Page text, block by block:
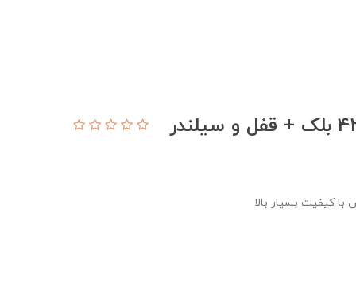
با کیفیت بسیار بالا